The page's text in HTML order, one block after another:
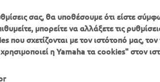
ΠΕΡΙΣΣΌΤΕΡΑ
YAMAHA
σας, θα υποθέσουμε ότι είστε
μπορείτε να αλλάξετε τις
που σχετίζονται με τον ιστότοπό μας,
η Yamaha τα cookies" στον